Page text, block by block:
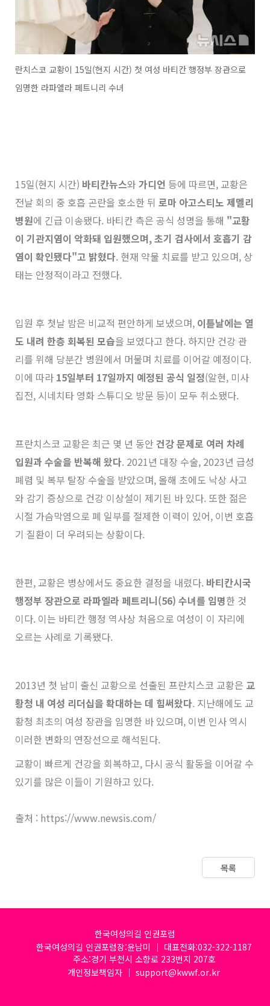
란치스코 교황이 15일(현지 시간) 첫 여성 바티칸 행정부 장관으로
임명한 라파엘라 페트니리 수녀
15일(현지 시간) 바티칸뉴스와 가디언 등에 따르면, 교황은
전날 회의 중 호흡 곤란을 호소한 뒤 로마 아고스티노 제멜리
병원에 긴급 이송됐다. 바티칸 측은 공식 성명을 통해 "교황
이 기관지염이 악화돼 입원했으며, 초기 검사에서 호흡기 감
염이 확인됐다"고 밝혔다. 현재 약물 치료를 받고 있으며, 상
태는 안정적이라고 전했다.
입원 후 첫날 밤은 비교적 편안하게 보냈으며, 이튿날에는 열
도 내려 한층 회복된 모습을 보였다고 한다. 하지만 건강 관
리를 위해 당분간 병원에서 머물며 치료를 이어갈 예정이다.
이에 따라 15일부터 17일까지 예정된 공식 일정(알현, 미사
집전, 시네치타 영화 스튜디오 방문 등)이 모두 취소됐다.
프란치스코 교황은 최근 몇 년 동안 건강 문제로 여러 차례
입원과 수술을 반복해 왔다. 2021년 대장 수술, 2023년 급성
폐렴 및 복부 탈장 수술을 받았으며, 올해 초에도 낙상 사고
와 감기 증상으로 건강 이상설이 제기된 바 있다. 또한 젊은
시절 가슴막염으로 폐 일부를 절제한 이력이 있어, 이번 호흡
기 질환이 더 우려되는 상황이다.
한편, 교황은 병상에서도 중요한 결정을 내렸다. 바티칸시국
행정부 장관으로 라파엘라 페트리니(56) 수녀를 임명한 것
이다. 이는 바티칸 행정 역사상 처음으로 여성이 이 자리에
오르는 사례로 기록됐다.
2013년 첫 남미 출신 교황으로 선출된 프란치스코 교황은 교
황청 내 여성 리더십을 확대하는 데 힘써왔다. 지난해에도 교
황청 최초의 여성 장관을 임명한 바 있으며, 이번 인사 역시
이러한 변화의 연장선으로 해석된다.
교황이 빠르게 건강을 회복하고, 다시 공식 활동을 이어갈 수
있기를 많은 이들이 기원하고 있다.
출처 : https://www.newsis.com/
목록
한국여성의길 인권포럼
한국여성의길 인권포럼장:윤남미 │ 대표전화:032-322-1187
주소:경기 부천시 소향로 233번지 207호
개인정보책임자 │ support@kwwf.or.kr